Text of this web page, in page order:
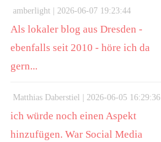
amberlight | 2026-06-07 19:23:44
Als lokaler blog aus Dresden -
ebenfalls seit 2010 - höre ich da
gern...
Matthias Daberstiel | 2026-06-05 16:29:36
ich würde noch einen Aspekt
hinzufügen. War Social Media